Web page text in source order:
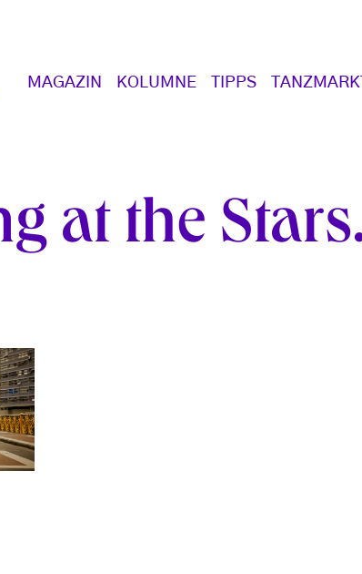
Main navigation
MAGAZIN KOLUMNE TIPPS TANZMARKT
at the Stars